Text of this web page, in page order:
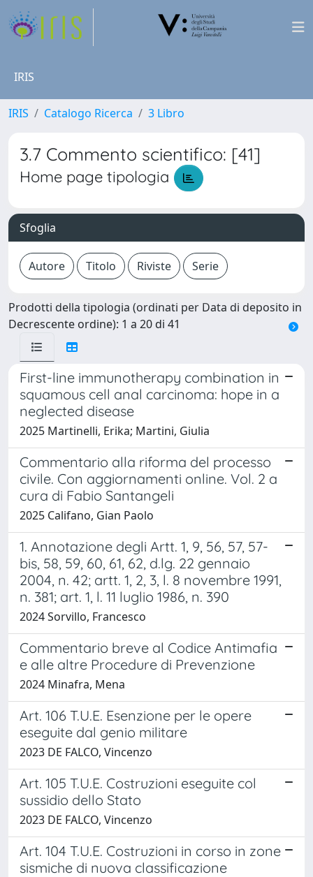
IRIS
IRIS Catalogo Ricerca 3 Libro
3.7 Commento scientifico: [41]
Home page tipologia
Sfoglia
Prodotti della tipologia (ordinati per Data di deposito in
Decrescente ordine): 1 a 20 di 41
First-line immunotherapy combination in
squamous cell anal carcinoma: hope in a
neglected disease
2025 Martinelli, Erika; Martini, Giulia
Commentario alla riforma del processo
civile. Con aggiornamenti online. Vol. 2 a
cura di Fabio Santangeli
2025 Califano, Gian Paolo
1. Annotazione degli Artt. 1, 9, 56, 57, 57-
bis, 58, 59, 60, 61, 62, d.lg. 22 gennaio
2004, n. 42; artt. 1, 2, 3, l. 8 novembre 1991,
n. 381; art. 1, l. 11 luglio 1986, n. 390
2024 Sorvillo, Francesco
Commentario breve al Codice Antimafia
e alle altre Procedure di Prevenzione
2024 Minafra, Mena
Art. 106 T.U.E. Esenzione per le opere
eseguite dal genio militare
2023 DE FALCO, Vincenzo
Art. 105 T.U.E. Costruzioni eseguite col
sussidio dello Stato
2023 DE FALCO, Vincenzo
Art. 104 T.U.E. Costruzioni in corso in zone
sismiche di nuova classificazione